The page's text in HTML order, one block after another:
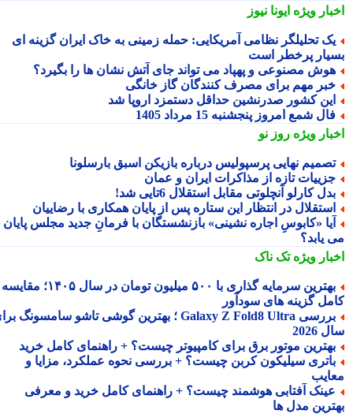
ویژهایونا نیوز
تحلیلگر نظامی آمریکایی: حمله زمینی به خاک ایران گزینه ای
پرخطر است
مصنوعی و پهپاد می تواند جای آتش نشان ها را بگیرد؟
مهم برای مصرف کنندگان گاز خانگی
کشور صدرنشین حداقل دستمزد اروپا شد
شمع امروز پنجشنبه 15 مرداد 1405
ویژهروز نو
نهایی پرسپولیس درباره بازیکن اسبق بارسلونا
تازه از مذاکرات ایران و عمان
کارلو آنچلوتی مقابل استقلال 6تایی شد!
در انتظار این ستاره پس از پایان همکاری با رضاییان
«کابوسِ اجاره نشینی» بازنشستگان با فرمانِ جدید مجلس پایان
یابد؟
ویژهتک ناک
بهترین سرمایه گذاری با ۵۰۰ میلیون تومان در سال ۱۴۰۵؛ مقایسه
گزینه های سودآور
بررسی Galaxy Z Fold8 Ultra ؛ بهترین گوشی تاشو سامسونگ برای
2026
موتور برق برای کامپیوتر چیست؟ + راهنمای کامل خرید
سیلیکون کربن چیست؟ + بررسی نحوه عملکرد، مزایا و
آفتابی هوشمند چیست؟ + راهنمای کامل خرید و معرفی
مدل ها